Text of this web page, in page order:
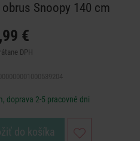
Snoopy 140 cm
€
DPH
doprava 2-5 pracovné dni
do košíka